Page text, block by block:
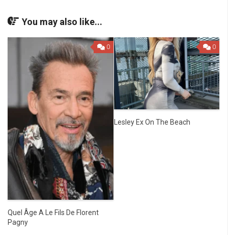
You may also like...
0
Quel Âge A Le Fils De Florent
Pagny
0
Lesley Ex On The Beach